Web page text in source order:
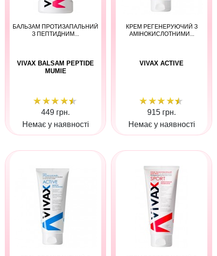
БАЛЬЗАМ ПРОТИЗАПАЛЬНИЙ
З ПЕПТИДНИМ...
VIVAX BALSAM PEPTIDE
MUMIE
449 грн.
Немає у наявності
КРЕМ РЕГЕНЕРУЮЧИЙ З
АМІНОКИСЛОТНИМИ...
VIVAX ACTIVE
915 грн.
Немає у наявності